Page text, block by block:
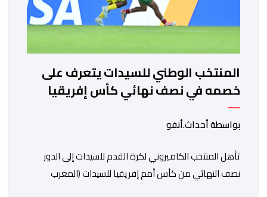
المنتخب الوطني للسيدات يتعرف على
خصمه في نصف نهائي كأس إفريقيا
بواسطة أحداث.أنفو
تأهل المنتخب الكاميروني لكرة القدم للسيدات إلى الدور
نصف النهائي من كأس أمم إفريقيا للسيدات (المغرب